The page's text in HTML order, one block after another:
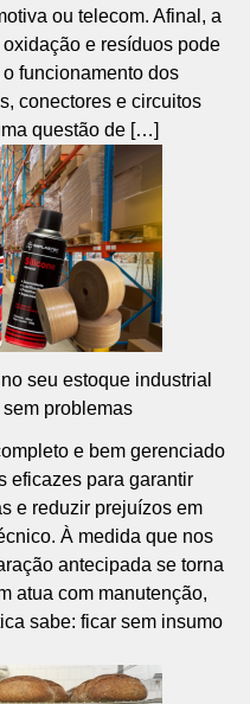
ou telecom. Afinal, a
e resíduos pode
funcionamento dos
conectores e circuitos
questão de […]
seu estoque industrial
problemas
e bem gerenciado
eficazes para garantir
e reduzir prejuízos em
À medida que nos
antecipada se torna
atua com manutenção,
sabe: ficar sem insumo